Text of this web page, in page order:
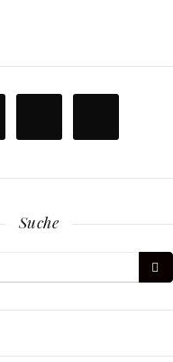
Suche